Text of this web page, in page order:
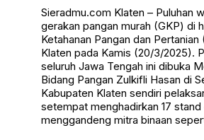
Sieradmu.com Klaten – Puluhan
gerakan pangan murah (GKP) di
Ketahanan Pangan dan
Klaten pada Kamis (20/3/2025).
seluruh Jawa Tengah ini dibuka
Bidang Pangan Zulkifli Hasan di
Kabupaten Klaten sendiri
setempat menghadirkan 17 stand
menggandeng mitra binaan